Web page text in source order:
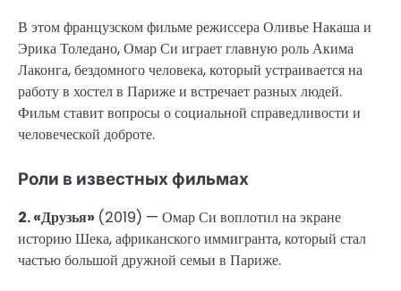
В этом французском фильме режиссера Оливье Накаша и
Эрика Толедано, Омар Си играет главную роль Акима
Лаконга, бездомного человека, который устраивается на
работу в хостел в Париже и встречает разных людей.
Фильм ставит вопросы о социальной справедливости и
человеческой доброте.
Роли в известных фильмах
2. «Друзья» (2019) — Омар Си воплотил на экране
историю Шека, африканского иммигранта, который стал
частью большой дружной семьи в Париже.